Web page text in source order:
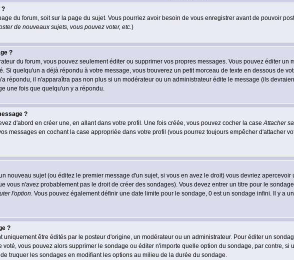
?
du forum, soit sur la page du sujet. Vous pourriez avoir besoin de vous enregistrer avant de pouvoir
de nouveaux sujets, vous pouvez voter, etc.)
?
du forum, vous pouvez seulement éditer ou supprimer vos propres messages. Vous pouvez éditer
Si quelqu'un a déjà répondu à votre message, vous trouverez un petit morceau de texte en dessous de
répondu, il n'apparaîtra pas non plus si un modérateur ou un administrateur édite le message (ils
une fois que quelqu'un y a répondu.
?
d'abord en créer une, en allant dans votre profil. Une fois créée, vous pouvez cocher la caseAttacher
messages en cochant la case appropriée dans votre profil (vous pourrez toujours empêcher d'attacher
nouveau sujet (ou éditez le premier message d'un sujet, si vous en avez le droit) vous devriez
vous n'avez probablement pas le droit de créer des sondages). Vous devez entrer un titre pour le
l'option. Vous pouvez également définir une date limite pour le sondage, 0 est un sondage infini. Il y a
?
être édités par le posteur d'origine, un modérateur ou un administrateur. Pour éditer un
vous pouvez alors supprimer le sondage ou éditer n'importe quelle option du sondage, par contre,
truquer les sondages en modifiant les options au milieu de la durée du sondage.